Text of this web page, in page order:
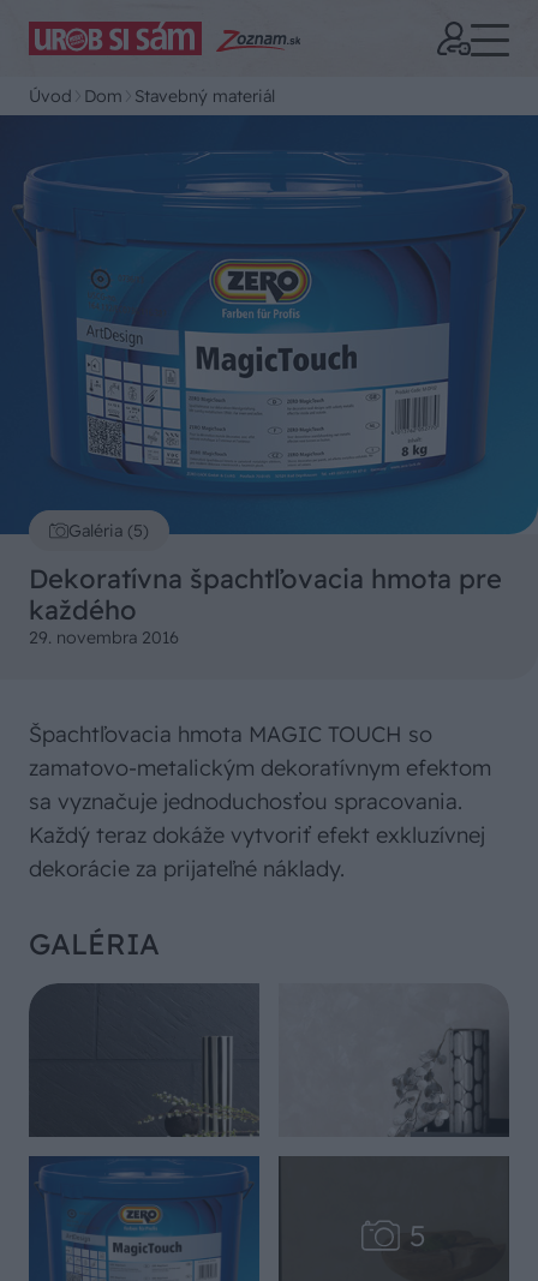
Úvod Dom Stavebný materiál
Galéria (5)
Dekoratívna špachtľovacia hmota pre
každého
29. novembra 2016
Špachtľovacia hmota MAGIC TOUCH so
zamatovo-metalickým dekoratívnym efektom
sa vyznačuje jednoduchosťou spracovania.
Každý teraz dokáže vytvoriť efekt exkluzívnej
dekorácie za prijateľné náklady.
GALÉRIA